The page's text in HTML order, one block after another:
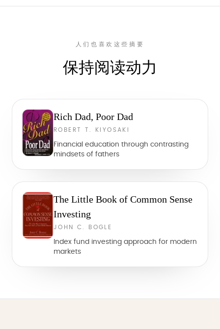
人们也喜欢这些摘要
保持阅读动力
Rich Dad, Poor Dad
ROBERT T. KIYOSAKI
Financial education through contrasting
mindsets of fathers
The Little Book of Common Sense
Investing
JOHN C. BOGLE
Index fund investing approach for modern
markets